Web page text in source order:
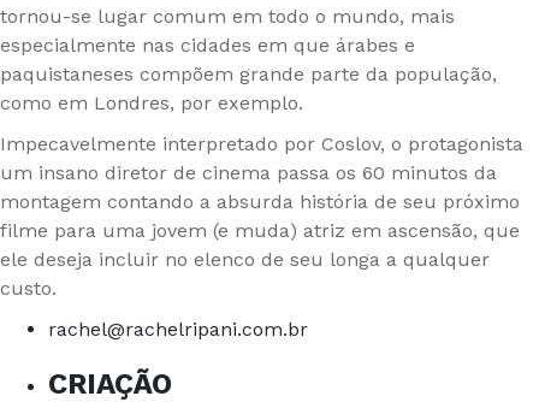
tornou-se lugar comum em todo o mundo, mais
especialmente nas cidades em que árabes e
paquistaneses compõem grande parte da população,
como em Londres, por exemplo.
Impecavelmente interpretado por Coslov, o protagonista
um insano diretor de cinema passa os 60 minutos da
montagem contando a absurda história de seu próximo
filme para uma jovem (e muda) atriz em ascensão, que
ele deseja incluir no elenco de seu longa a qualquer
custo.
rachel@rachelripani.com.br
CRIAÇÃO